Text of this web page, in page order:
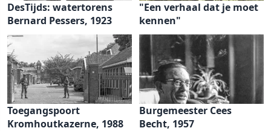
DesTijds: watertorens
Bernard Pessers, 1923
"Een verhaal dat je moet
kennen"
Toegangspoort
Kromhoutkazerne, 1988
Burgemeester Cees
Becht, 1957